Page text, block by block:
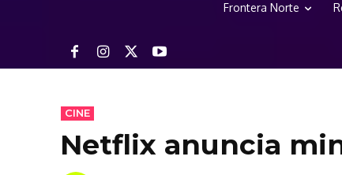
Frontera Norte
CINE
Netflix anuncia